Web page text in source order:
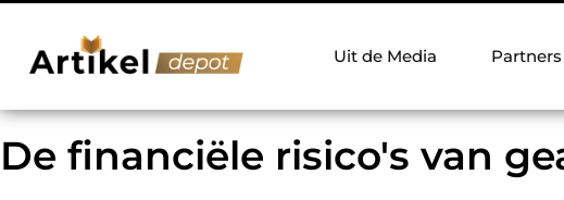
Uit de Media Partners
De financiële risico's van